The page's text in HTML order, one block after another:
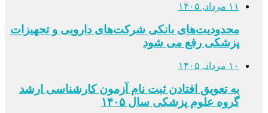
۱۱ مرداد, ۱۴۰۵
محدودیت‌های بانکی شرکت‌های دارویی و تجهیزات
پزشکی رفع می شود
۱۰ مرداد, ۱۴۰۵
به تعویق افتادن ثبت نام آزمون کارشناسی ارشد
گروه علوم پزشکی سال ۱۴۰۵